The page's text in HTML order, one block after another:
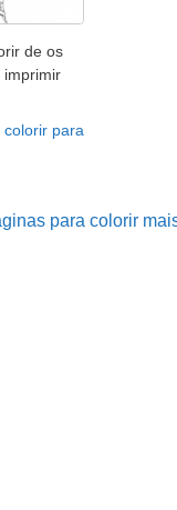
de os
imprimir
para
para colorir